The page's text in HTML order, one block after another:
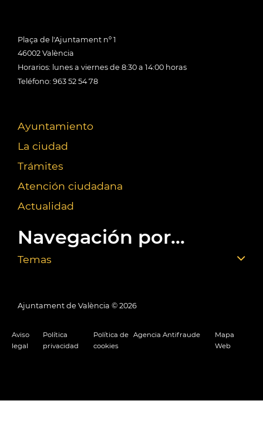
Plaça de l'Ajuntament nº 1
46002 València
Horarios: lunes a viernes de 8:30 a 14:00 horas
Teléfono: 963 52 54 78
Ayuntamiento
La ciudad
Trámites
Atención ciudadana
Actualidad
Navegación por...
Temas
Ajuntament de València © 2026
Aviso
legal
Política
privacidad
Política de
cookies
Agencia Antifraude
Mapa
Web